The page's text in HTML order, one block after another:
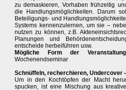
zu demaskieren, Vorhaben frühzeitig
die Handlungsmöglichkeiten. Darum
Beteiligungs- und
Systems kennenzulernen, um sie –
nutzen zu können, z.B.
Planungen und
entscheide herbeiführen usw.
Mögliche Form der
Wochenendseminar
Schnüffeln, recherchieren, Undercover
Um in den Kochtöpfen der Macht
spucken, ist eine Mischung aus